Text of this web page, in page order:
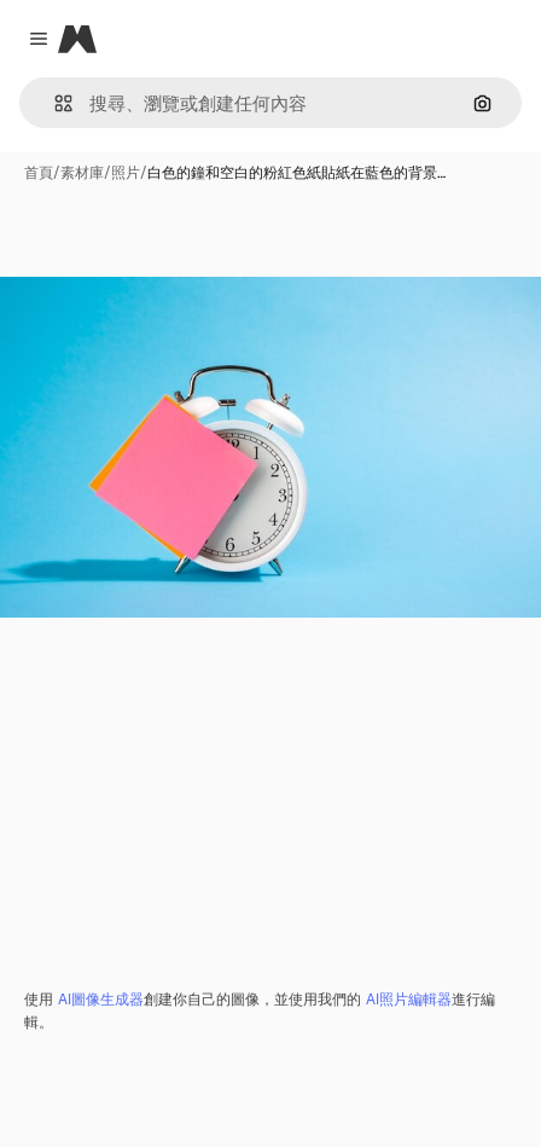
Close menu
Magnific
通過圖
首頁/素材庫/照片/白色的鐘和空白的粉紅色紙貼紙在藍色的背景…
使用 AI圖像生成器創建你自己的圖像，並使用我們的 AI照片編輯器進行編
輯。